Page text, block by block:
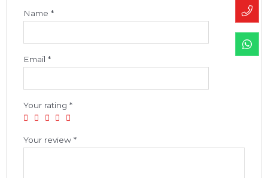
Name*
Email*
Your rating*
Your review*